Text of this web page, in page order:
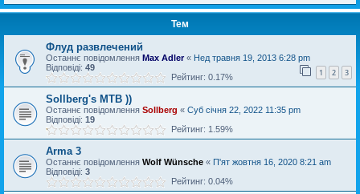
Тем
Флуд развлечений
Останнє повідомлення Max Adler« Нед травня 19, 2013 6:28 pm
Відповіді: 49 1 2 3
Рейтинг: 0.17%
Sollberg's MTB ))
Останнє повідомлення Sollberg « Суб січня 22, 2022 11:35 pm
Відповіді: 19
Рейтинг: 1.59%
Arma 3
Останнє повідомлення Wolf Wünsche « П'ят жовтня 16, 2020 8:21 am
Відповіді: 3
Рейтинг: 0.04%